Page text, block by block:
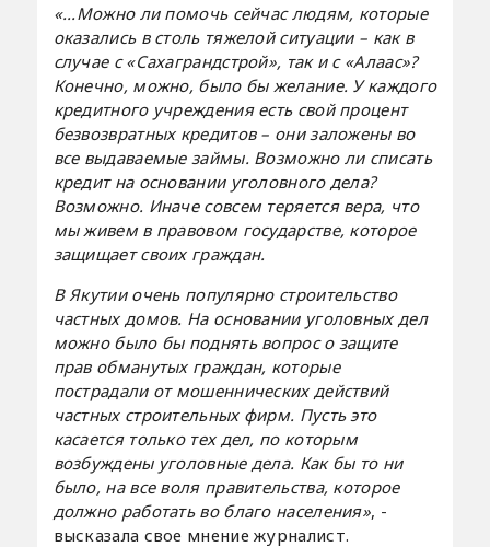
«...Можно ли помочь сейчас людям, которые
оказались в столь тяжелой ситуации – как в
случае с «Сахаграндстрой», так и с «Алаас»?
Конечно, можно, было бы желание. У каждого
кредитного учреждения есть свой процент
безвозвратных кредитов – они заложены во
все выдаваемые займы. Возможно ли списать
кредит на основании уголовного дела?
Возможно. Иначе совсем теряется вера, что
мы живем в правовом государстве, которое
защищает своих граждан.
В Якутии очень популярно строительство
частных домов. На основании уголовных дел
можно было бы поднять вопрос о защите
прав обманутых граждан, которые
пострадали от мошеннических действий
частных строительных фирм. Пусть это
касается только тех дел, по которым
возбуждены уголовные дела. Как бы то ни
было, на все воля правительства, которое
должно работать во благо населения», -
высказала свое мнение журналист.